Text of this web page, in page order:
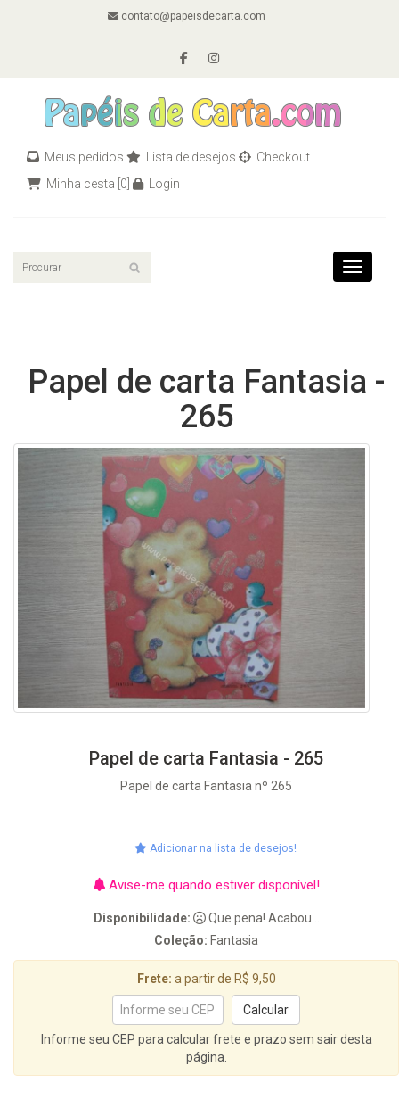
contato@papeisdecarta.com
Meus pedidos Lista de desejos
Checkout
Minha cesta [0] Login
Toggle
Papel de carta Fantasia -
265
Papel de carta Fantasia - 265
Papel de carta Fantasia nº 265
Adicionar na lista de desejos!
Avise-me quando estiver disponível!
Disponibilidade:
Que pena! Acabou...
Coleção: Fantasia
Frete: a partir de R$ 9,50
Informe seu CEP para calcular frete e prazo sem sair desta
página.